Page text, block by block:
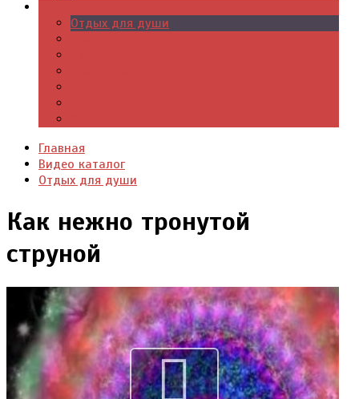
Отдых для души
Главная
Видео каталог
Отдых для души
Как нежно тронутой
струной